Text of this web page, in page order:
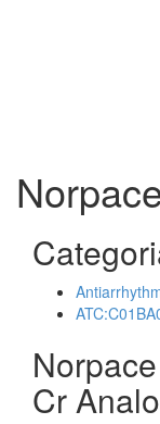
Cr